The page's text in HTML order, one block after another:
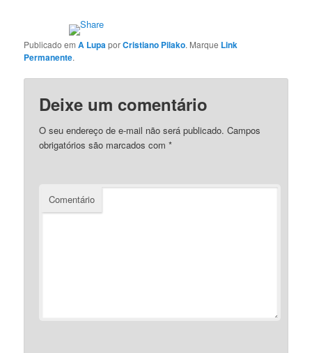
Publicado emA Lupa porCristiano Pilako. Marque Link
Permanente.
Deixe um comentário
O seu endereço de e-mail não será publicado. Campos
obrigatórios são marcados com*
Comentário